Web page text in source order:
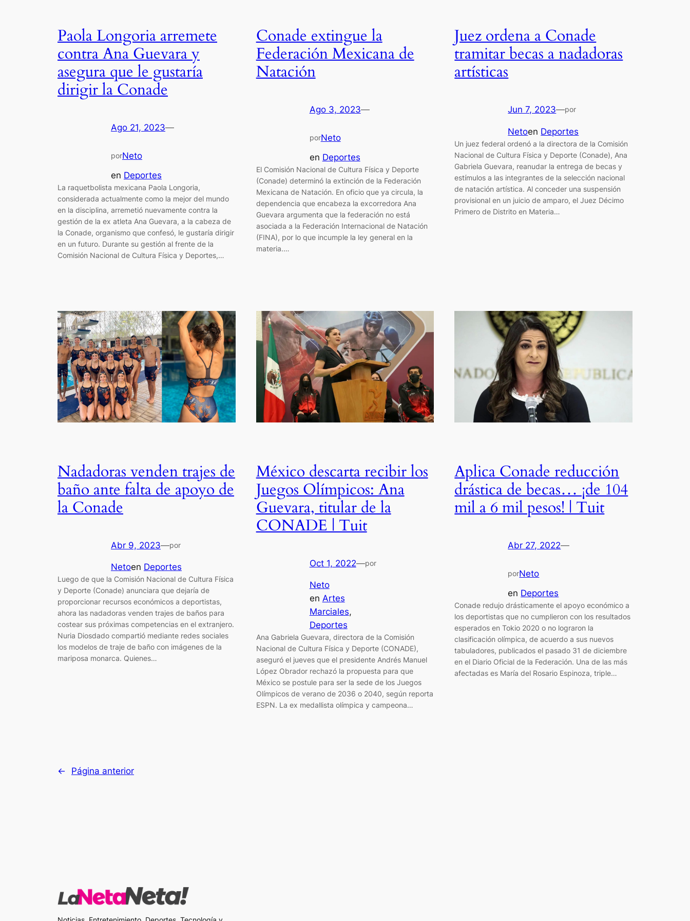
Paola Longoria arremete
contra Ana Guevara y
asegura que le gustaría
dirigir la Conade
Ago 21, 2023—
porNeto
en Deportes
La raquetbolista mexicana Paola Longoria,
considerada actualmente como la mejor del mundo
en la disciplina, arremetió nuevamente contra la
gestión de la ex atleta Ana Guevara, a la cabeza de
la Conade, organismo que confesó, le gustaría dirigir
en un futuro. Durante su gestión al frente de la
Comisión Nacional de Cultura Física y Deportes,…
Conade extingue la
Federación Mexicana de
Natación
Ago 3, 2023—
porNeto
en Deportes
El Comisión Nacional de Cultura Física y Deporte
(Conade) determinó la extinción de la Federación
Mexicana de Natación. En oficio que ya circula, la
dependencia que encabeza la excorredora Ana
Guevara argumenta que la federación no está
asociada a la Federación Internacional de Natación
(FINA), por lo que incumple la ley general en la
materia.…
Juez ordena a Conade
tramitar becas a nadadoras
artísticas
Jun 7, 2023—por
Netoen Deportes
Un juez federal ordenó a la directora de la Comisión
Nacional de Cultura Física y Deporte (Conade), Ana
Gabriela Guevara, reanudar la entrega de becas y
estímulos a las integrantes de la selección nacional
de natación artística. Al conceder una suspensión
provisional en un juicio de amparo, el Juez Décimo
Primero de Distrito en Materia…
Nadadoras venden trajes de
baño ante falta de apoyo de
la Conade
Abr 9, 2023—por
Netoen Deportes
Luego de que la Comisión Nacional de Cultura Física
y Deporte (Conade) anunciara que dejaría de
proporcionar recursos económicos a deportistas,
ahora las nadadoras venden trajes de baños para
costear sus próximas competencias en el extranjero.
Nuria Diosdado compartió mediante redes sociales
los modelos de traje de baño con imágenes de la
mariposa monarca. Quienes…
México descarta recibir los
Juegos Olímpicos: Ana
Guevara, titular de la
CONADE | Tuit
Oct 1, 2022—por
Neto
en Artes
Marciales
Deportes
Ana Gabriela Guevara, directora de la Comisión
Nacional de Cultura Física y Deporte (CONADE),
aseguró el jueves que el presidente Andrés Manuel
López Obrador rechazó la propuesta para que
México se postule para ser la sede de los Juegos
Olímpicos de verano de 2036 o 2040, según reporta
ESPN. La ex medallista olímpica y campeona…
Aplica Conade reducción
drástica de becas… ¡de 104
mil a 6 mil pesos! | Tuit
Abr 27, 2022—
porNeto
en Deportes
Conade redujo drásticamente el apoyo económico a
los deportistas que no cumplieron con los resultados
esperados en Tokio 2020 o no lograron la
clasificación olímpica, de acuerdo a sus nuevos
tabuladores, publicados el pasado 31 de diciembre
en el Diario Oficial de la Federación. Una de las más
afectadas es María del Rosario Espinoza, triple…
← Página anterior